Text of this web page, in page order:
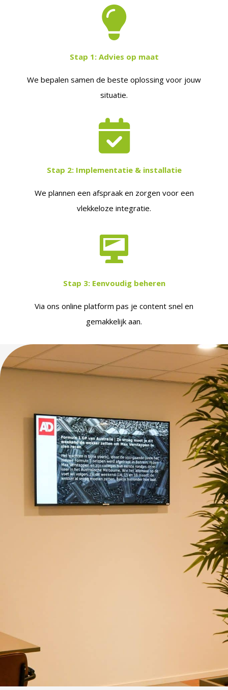
Stap 1: Advies op maat
We bepalen samen de beste oplossing voor jouw
situatie.
Stap 2: Implementatie & installatie
We plannen een afspraak en zorgen voor een
vlekkeloze integratie.
Stap 3: Eenvoudig beheren
Via ons online platform pas je content snel en
gemakkelijk aan.